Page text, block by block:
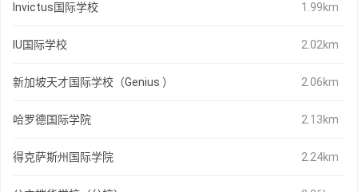
Invictus国际学校 1.99km
IU国际学校 2.02km
新加坡天才国际学校（Genius ） 2.06km
哈罗德国际学院 2.13km
得克萨斯州国际学院 2.24km